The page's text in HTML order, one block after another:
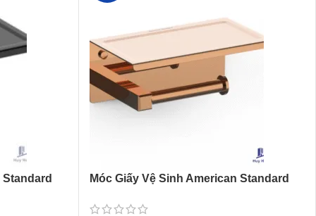
Móc Giấy Vệ Sinh American Standard
Hồng